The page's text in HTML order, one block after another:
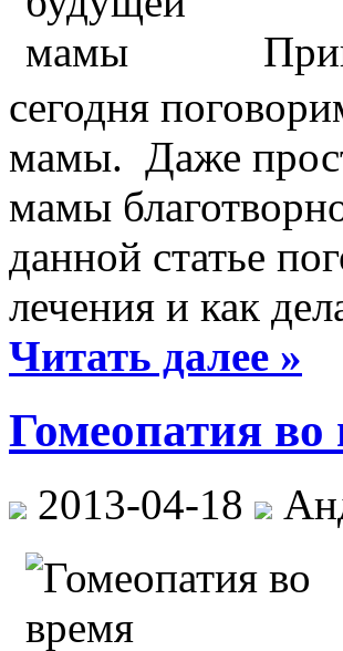
сегодня
мамы. Даже
мамы
данной статье
лечения и как
Читать далее »
Гомеопатия во
2013-04-18